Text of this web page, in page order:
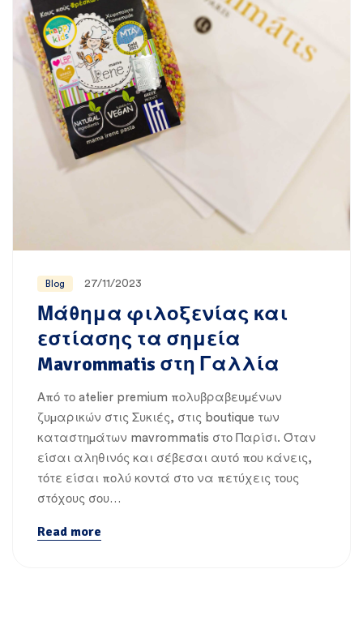
Blog 27/11/2023
Μάθημα φιλοξενίας και
εστίασης τα σημεία
Mavrommatis στη Γαλλία
Από το atelier premium πολυβραβευμένων
ζυμαρικών στις Συκιές, στις boutique των
καταστημάτων mavrommatis στο Παρίσι. Όταν
είσαι αληθινός και σέβεσαι αυτό που κάνεις,
τότε είσαι πολύ κοντά στο να πετύχεις τους
στόχους σου…
Read more